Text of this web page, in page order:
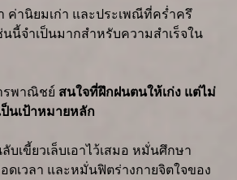
ค่านิยมเก่า และประเพณีที่คร่ำครึ
นี้จำเป็นมากสำหรับความสำเร็จใน
รพาณิชย์ สนใจที่ฝึกฝนตนให้เก่ง แต่ไม่
นเป้าหมายหลัก
เขี้ยวเล็บเอาไว้เสมอ หมั่นศึกษา
ดเวลา และหมั่นฟิตร่างกายจิตใจของ